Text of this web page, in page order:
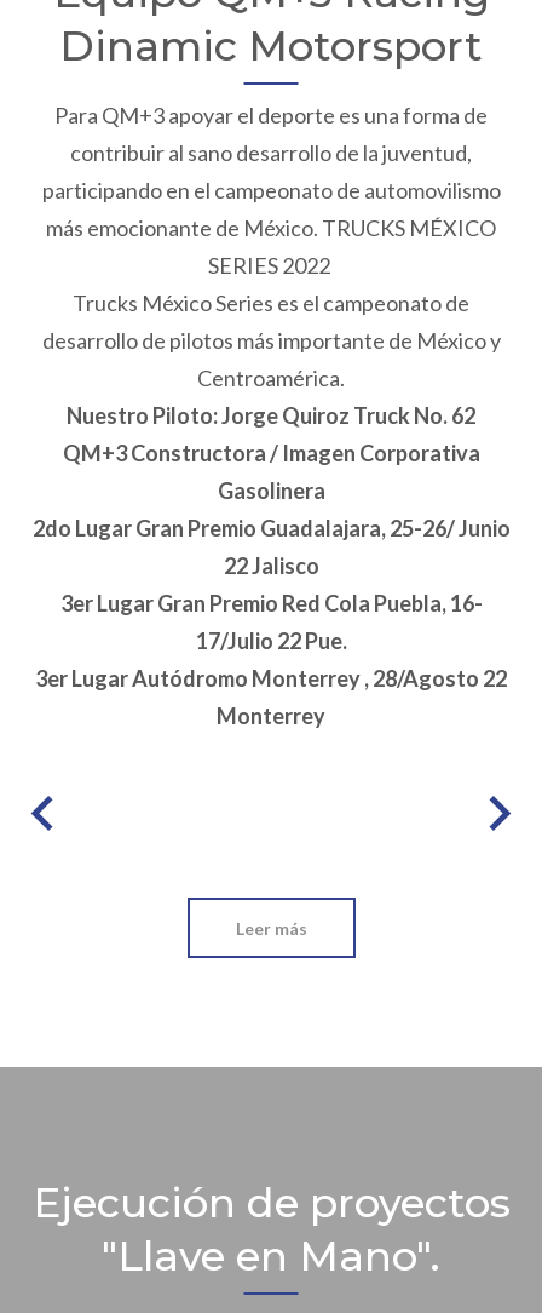
Dinamic Motorsport
Para QM+3 apoyar el deporte es una forma de
contribuir al sano desarrollo de la juventud,
participando en el campeonato de automovilismo
más emocionante de México. TRUCKS MÉXICO
SERIES 2022
Trucks México Series es el campeonato de
desarrollo de pilotos más importante de México y
Centroamérica.
Nuestro Piloto: Jorge Quiroz Truck No. 62
QM+3 Constructora / Imagen Corporativa
Gasolinera
2do Lugar Gran Premio Guadalajara, 25-26/ Junio
22 Jalisco
3er Lugar Gran Premio Red Cola Puebla, 16-
17/Julio 22 Pue.
3er Lugar Autódromo Monterrey , 28/Agosto 22
Monterrey
Leer más
Ejecución de proyectos
"Llave en Mano".